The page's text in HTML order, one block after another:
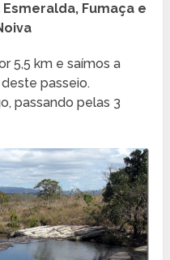
Fumaça e
5,5 km e saímos a
passeio.
passando pelas 3